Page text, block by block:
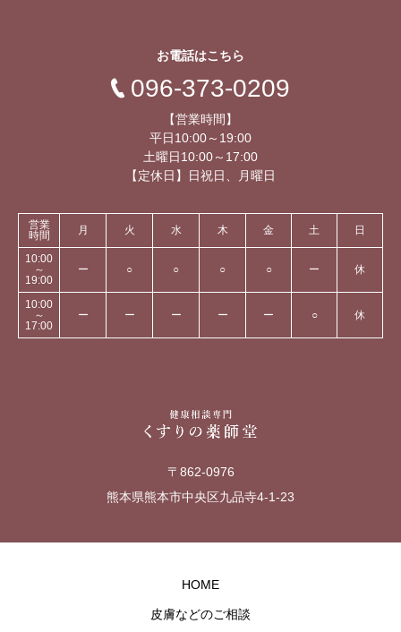
お電話はこちら
096-373-0209
【営業時間】
平日10:00～19:00
土曜日10:00～17:00
【定休日】日祝日、月曜日
営業
時間
月 火 水 木 金 土 日
10:00
～
19:00
ー ○ ○ ○ ○ ー 休
10:00
～
17:00
ー ー ー ー ー ○ 休
〒862-0976
熊本県熊本市中央区九品寺4-1-23
HOME
皮膚などのご相談